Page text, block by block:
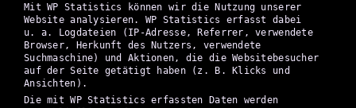
Mit WP Statistics können wir die Nutzung unserer
Website analysieren. WP Statistics erfasst dabei
u. a. Logdateien (IP-Adresse, Referrer, verwendete
Browser, Herkunft des Nutzers, verwendete
Suchmaschine) und Aktionen, die die Websitebesucher
auf der Seite getätigt haben (z. B. Klicks und
Ansichten).
Die mit WP Statistics erfassten Daten werden